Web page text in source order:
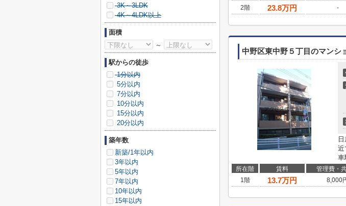
2階
23.8万円 -
中野区東中野５丁目のマンシ
近
車
所在階 賃料 管理費・
1階
13.7万円 8,000
3K～3LDK
4K～4LDK以上
面積
～
駅からの徒歩
1分以内
5分以内
7分以内
10分以内
15分以内
20分以内
築年数
新築/1年以内
3年以内
5年以内
7年以内
10年以内
15年以内